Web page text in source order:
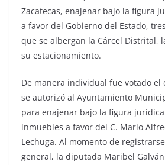
Zacatecas, enajenar bajo la figura
a favor del Gobierno del Estado,
que se albergan la Cárcel Distrital,
su estacionamiento.
De manera individual fue votado el
se autorizó al Ayuntamiento
para enajenar bajo la figura
inmuebles a favor del C. Mario
Lechuga. Al momento de
general, la diputada Maribel